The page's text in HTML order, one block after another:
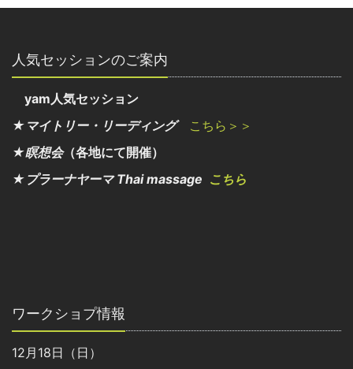
人気セッションのご案内
yam人気セッション
★マイトリー・リーディング
こちら＞＞
★瞑想会（各地にて開催）
★プラーナヤーマ Thai massage こちら
ワークショプ情報
12月18日（日）